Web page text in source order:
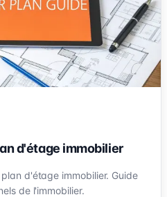
d'étage immobilier
d'étage immobilier. Guide
de l'immobilier.